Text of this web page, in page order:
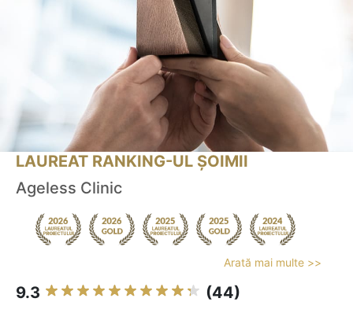
LAUREAT RANKING-UL ȘOIMII
Ageless Clinic
Arată mai multe >>
9.3 (44)